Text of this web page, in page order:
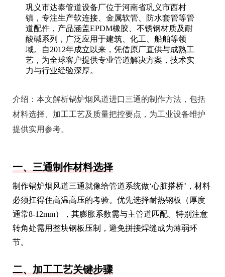
巩义市达泰管道设备厂位于河南省巩义市西村
镇，专注生产软连接、金属软管、防水套管等管
道配件，产品涵盖EPDM橡胶、不锈钢材质及耐
酸碱系列，广泛应用于建筑、化工、船舶等领
域。自2012年成立以来，凭借原厂直供与成熟工
艺，为全球客户提供专业管道解决方案，技术实
力与行业经验深厚。
介绍： 本文解析锅炉烟风道进口三通的制作方法，包括
材料选择、加工工艺及质量把控要点，为工业设备维护
提供实用参考。
一、三通制作材料选择
制作锅炉烟风道三通就像给管道系统做‘心脏搭桥’，材料
必须扛得住高温高压的考验。优先选择耐热钢板（厚度
通常8-12mm），其膨胀系数需与主管道匹配。特别注意
转角处需用整块钢板压制，避免拼接焊缝成为薄弱环
节。
二、加工工艺关键步骤